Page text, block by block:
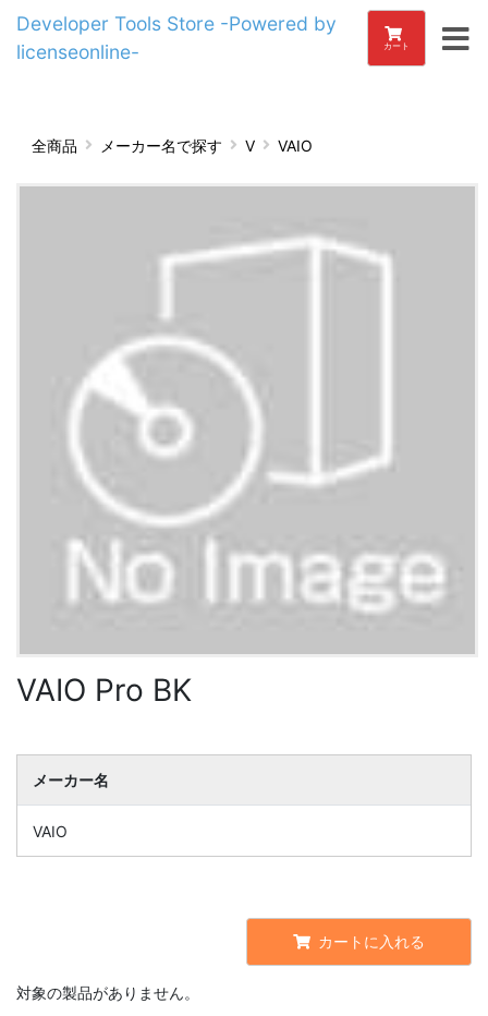
Developer Tools Store -Powered by
licenseonline-
カート
全商品 メーカー名で探す V VAIO
VAIO Pro BK
メーカー名
VAIO
カートに入れる
対象の製品がありません。